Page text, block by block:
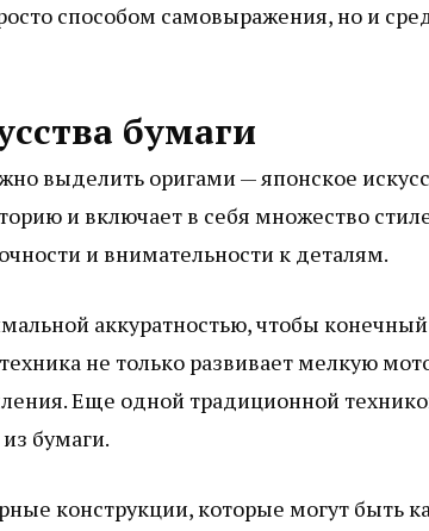
способом самовыражения, но и
бумаги
выделить оригами — японское
и включает в себя множество
и внимательности к деталям.
аккуратностью, чтобы конечный
не только развивает мелкую
Еще одной традиционной
бумаги.
конструкции, которые могут быть